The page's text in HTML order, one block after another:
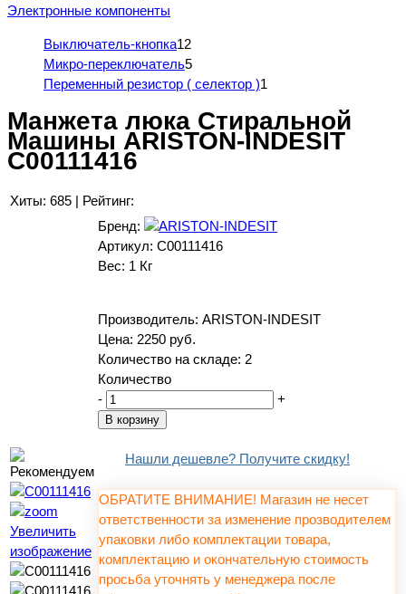
Электронные компоненты
Выключатель-кнопка12
Микро-переключатель5
Переменный резистор ( селектор )1
Манжета люка Стиральной
Машины ARISTON-INDESIT
C00111416
Хиты: 685 | Рейтинг:
Увеличить
изображение
Бренд:
Артикул: C00111416
Вес: 1 Кг
Производитель: ARISTON-INDESIT
Цена: 2250 руб.
Количество на складе: 2
Количество
-
+
Нашли дешевле? Получите скидку!
ОБРАТИТЕ ВНИМАНИЕ! Магазин не несет
ответственности за изменение прозводителем
упаковки либо комплектации товара,
комплектацию и окончательную стоимость
просьба уточнять у менеджера после